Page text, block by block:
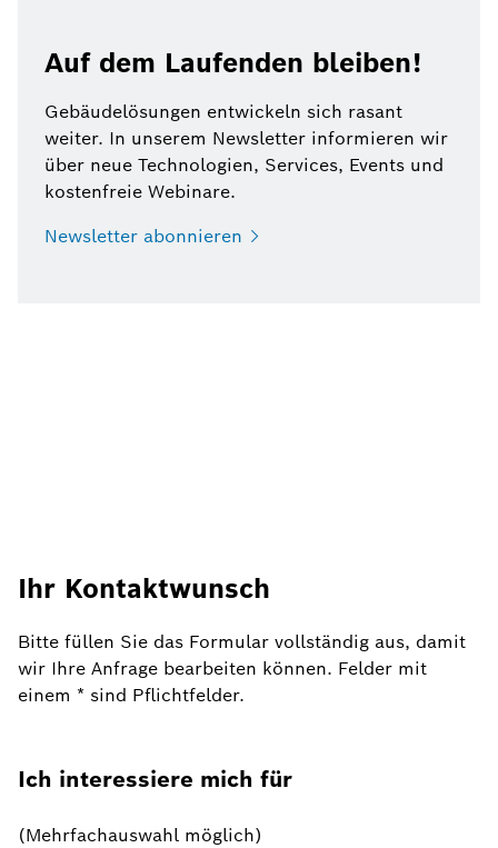
Auf dem Laufenden bleiben!
Gebäudelösungen entwickeln sich rasant
weiter. In unserem Newsletter informieren wir
über neue Technologien, Services, Events und
kostenfreie Webinare.
Newsletter abonnieren
Ihr Kontaktwunsch
Bitte füllen Sie das Formular vollständig aus, damit
wir Ihre Anfrage bearbeiten können. Felder mit
einem * sind Pflichtfelder.
Ich interessiere mich für
(Mehrfachauswahl möglich)